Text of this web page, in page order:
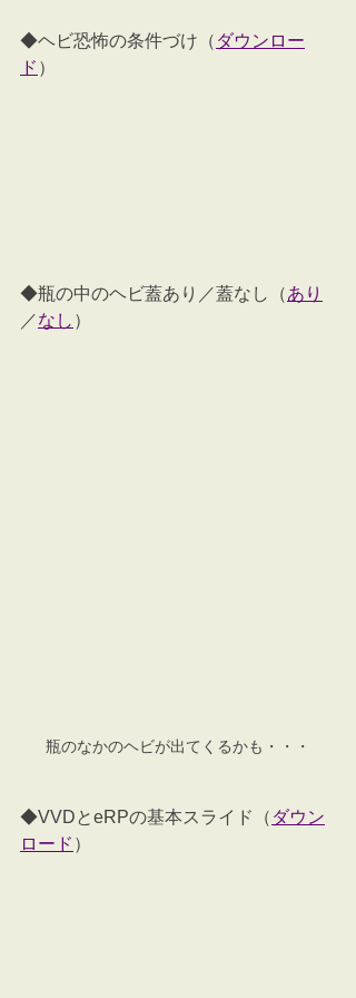
◆ヘビ恐怖の条件づけ（ ダウンロー
ド ）
◆瓶の中のヘビ蓋あり／蓋なし（あり
／なし ）
瓶のなかのヘビが出てくるかも・・・
◆VVDとeRPの基本スライド（ ダウン
ロード ）